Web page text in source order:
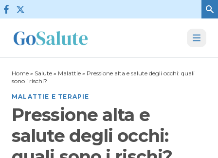
Vai al contenuto
Home » Salute » Malattie » Pressione alta e salute degli occhi: quali
sono i rischi?
MALATTIE E TERAPIE
Pressione alta e
salute degli occhi: